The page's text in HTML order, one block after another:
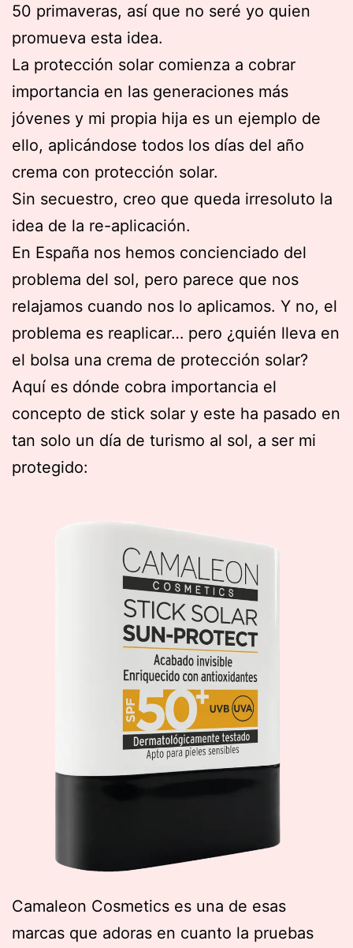
50 primaveras, así que no seré yo quien
promueva esta idea.
La protección solar comienza a cobrar
importancia en las generaciones más
jóvenes y mi propia hija es un ejemplo de
ello, aplicándose todos los días del año
crema con protección solar.
Sin secuestro, creo que queda irresoluto la
idea de la re-aplicación.
En España nos hemos concienciado del
problema del sol, pero parece que nos
relajamos cuando nos lo aplicamos. Y no, el
problema es reaplicar… pero ¿quién lleva en
el bolsa una crema de protección solar?
Aquí es dónde cobra importancia el
concepto de stick solar y este ha pasado en
tan solo un día de turismo al sol, a ser mi
protegido:
Camaleon Cosmetics es una de esas
marcas que adoras en cuanto la pruebas